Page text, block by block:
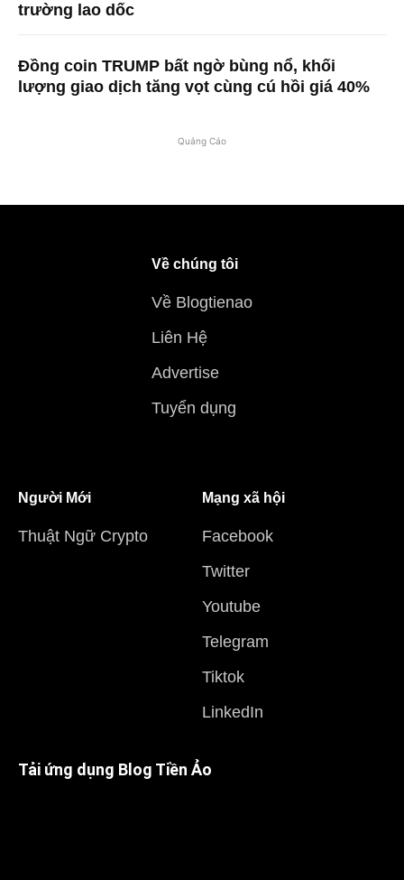
trường lao dốc
Đồng coin TRUMP bất ngờ bùng nổ, khối
lượng giao dịch tăng vọt cùng cú hồi giá 40%
Quảng Cáo
Về chúng tôi
Về Blogtienao
Liên Hệ
Advertise
Tuyển dụng
Người Mới
Thuật Ngữ Crypto
Mạng xã hội
Facebook
Twitter
Youtube
Telegram
Tiktok
LinkedIn
Tải ứng dụng Blog Tiền Ảo